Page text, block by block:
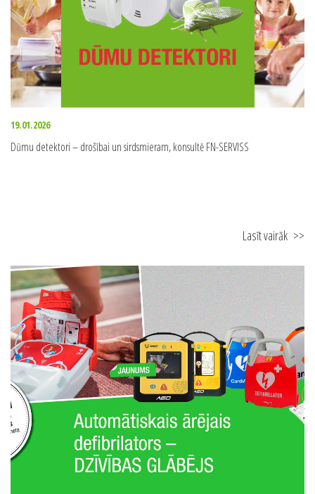
19.01.2026
Dūmu detektori – drošībai un sirdsmieram, konsultē FN-SERVISS
Lasīt vairāk >>